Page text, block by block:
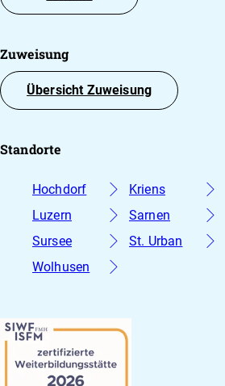
Zuweisung
Übersicht Zuweisung
Standorte
Hochdorf
Kriens
Luzern
Sarnen
Sursee
St. Urban
Wolhusen